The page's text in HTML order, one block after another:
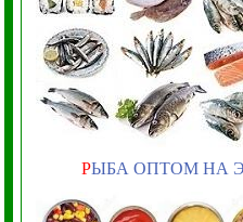
РЫБА ОПТОМ НА